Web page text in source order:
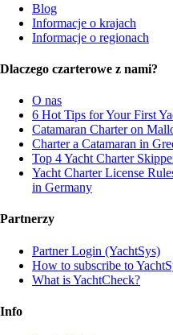
Blog
Informacje o krajach
Informacje o regionach
Dlaczego czarterowe z nami?
O nas
6 Hot Tips for Your First
Catamaran Charter on
Charter a Catamaran in
Top 4 Yacht Charter
Yacht Charter License
in Germany
Partnerzy
Partner Login (YachtSys)
How to subscribe to
What is YachtCheck?
Info